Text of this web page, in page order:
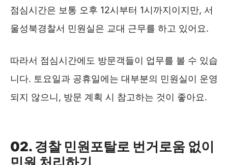
점심시간은 보통 오후 12시부터 1시까지이지만, 서
울성북경찰서 민원실은 교대 근무를 하고 있어요.
따라서 점심시간에도 방문객들이 업무를 볼 수 있습
니다. 토요일과 공휴일에는 대부분의 민원실이 운영
되지 않으니, 방문 계획 시 참고하는 것이 좋아요.
02. 경찰 민원포탈로 번거로움 없이